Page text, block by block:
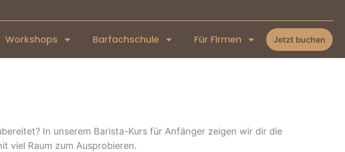
Workshops Barfachschule Für Firmen Jetzt buchen
In unserem Barista-Kurs für Anfänger zeigen wir dir die
viel Raum zum Ausprobieren.